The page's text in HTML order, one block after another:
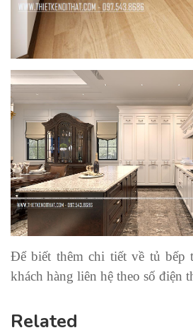
Để biết thêm chi tiết về tủ bếp
khách hàng liên hệ theo số điện
Related